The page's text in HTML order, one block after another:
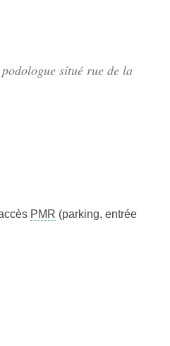
situé rue de la
PMR (parking, entrée